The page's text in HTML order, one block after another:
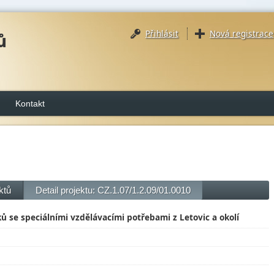
Přihlásit Nová registrace
Kontakt
Detail projektu: CZ.1.07/1.2.09/01.0010
se speciálními vzdělávacími potřebami z Letovic a okolí